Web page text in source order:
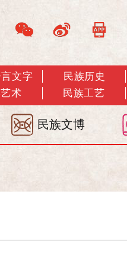
文字 民族历史
术 民族工艺
民族文博